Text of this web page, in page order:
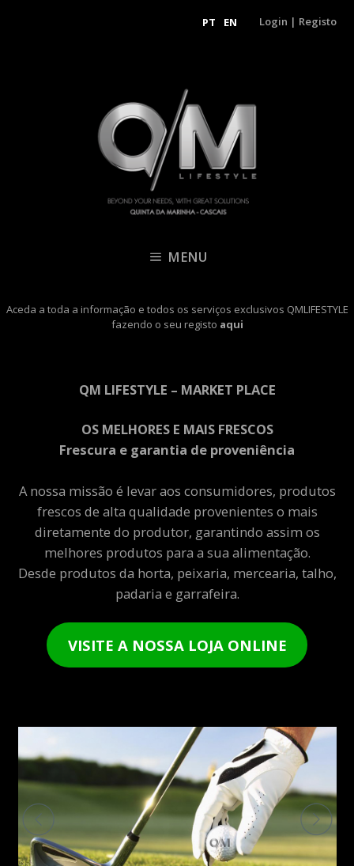
PT EN Login | Registo
MENU
Aceda a toda a informação e todos os serviços exclusivos QMLIFESTYLE
fazendo o seu registo aqui
QM LIFESTYLE – MARKET PLACE
OS MELHORES E MAIS FRESCOS
Frescura e garantia de proveniência
A nossa missão é levar aos consumidores, produtos
frescos de alta qualidade provenientes o mais
diretamente do produtor, garantindo assim os
melhores produtos para a sua alimentação.
Desde produtos da horta, peixaria, mercearia, talho,
padaria e garrafeira.
VISITE A NOSSA LOJA ONLINE